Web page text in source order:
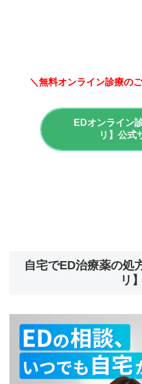
＼無料オンライン診療の
EDオンライン
リ】公式
自宅でED治療薬の処
リ】